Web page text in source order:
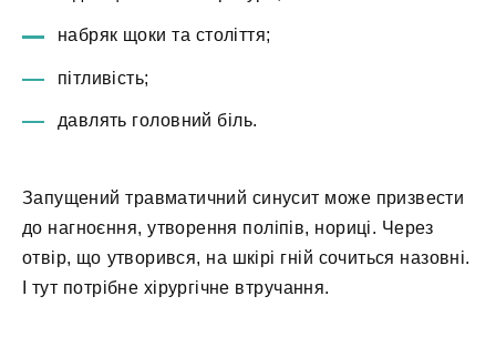
набряк щоки та століття;
пітливість;
давлять головний біль.
Запущений травматичний синусит може призвести
до нагноєння, утворення поліпів, нориці. Через
отвір, що утворився, на шкірі гній сочиться назовні.
І тут потрібне хірургічне втручання.